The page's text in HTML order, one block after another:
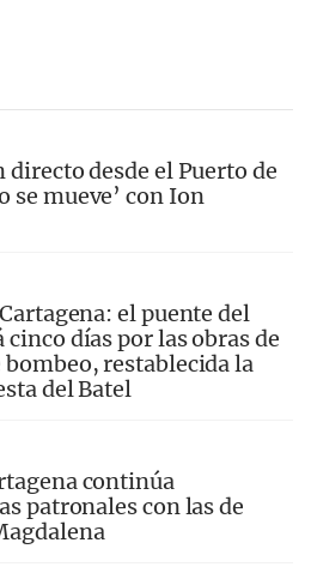
desde el Puerto de
se mueve’ con Ion
el puente del
días por las obras de
bombeo, restablecida la
del Batel
continúa
patronales con las de